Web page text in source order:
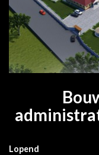
Lopend